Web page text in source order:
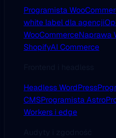
Programista
white label dla agencji
WooCommerceNaprawa
ShopifyAI Commerce
Headless WordPress
CMSProgramista Astro
Workers i edge